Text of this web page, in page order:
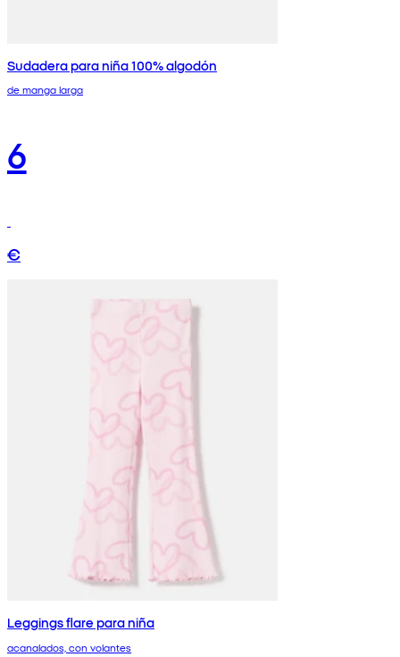
Sudadera para niña 100% algodón
de manga larga
6
€
Leggings flare para niña
acanalados, con volantes